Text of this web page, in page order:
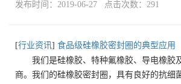
发布时间：2019-06-27 点击次数：291
[行业资讯] 食品级硅橡胶密封圈的典型应用
我们是硅橡胶、特种氟橡胶、导电橡胶
商。我们的硅橡胶密封圈，具有良好的抗细